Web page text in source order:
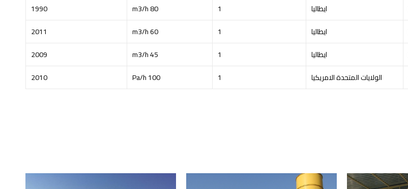
ايطاليا 1
80 m3/h
1990
ايطاليا 1
60 m3/h
2011
ايطاليا 1
45 m3/h
2009
الولايات المتحدة الامريكيا 1
100 Pa/h
2010